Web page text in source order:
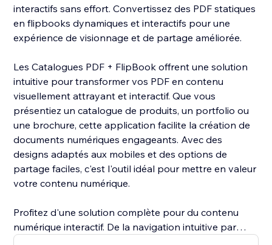
interactifs sans effort. Convertissez des PDF statiques
en flipbooks dynamiques et interactifs pour une
expérience de visionnage et de partage améliorée.
Les Catalogues PDF + FlipBook offrent une solution
intuitive pour transformer vos PDF en contenu
visuellement attrayant et interactif. Que vous
présentiez un catalogue de produits, un portfolio ou
une brochure, cette application facilite la création de
documents numériques engageants. Avec des
designs adaptés aux mobiles et des options de
partage faciles, c'est l'outil idéal pour mettre en valeur
votre contenu numérique.
Profitez d'une solution complète pour du contenu
numérique interactif. De la navigation intuitive par